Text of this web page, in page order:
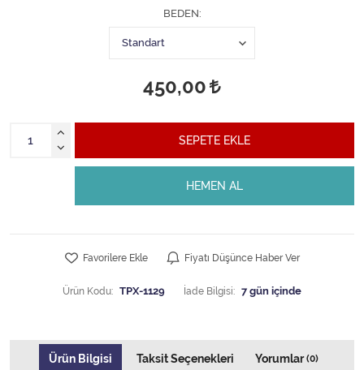
BEDEN
450,00
SEPETE EKLE
HEMEN AL
Favorilere Ekle Fiyatı Düşünce Haber Ver
Ürün Kodu: TPX-1129 İade Bilgisi:
Ürün Bilgisi Taksit Seçenekleri Yorumlar(0)